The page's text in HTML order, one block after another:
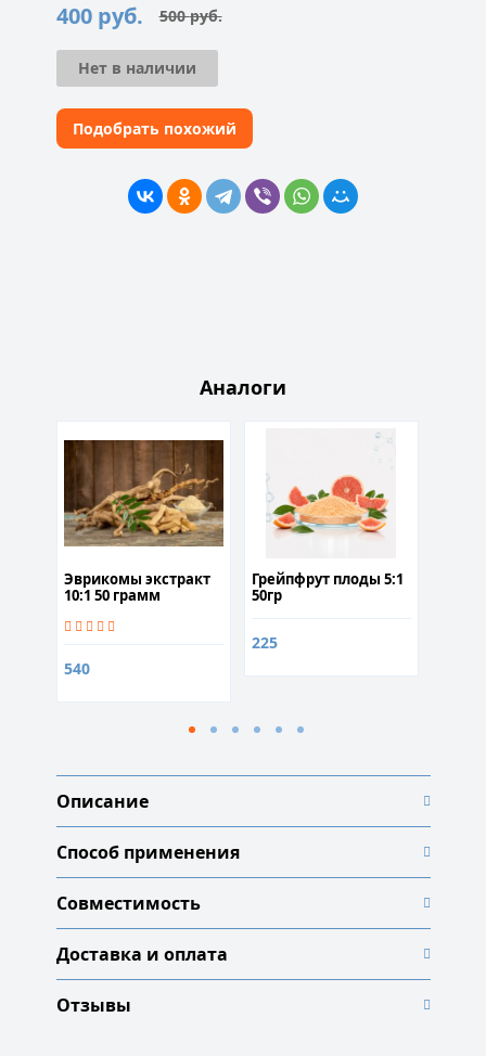
500руб.
Первоначальная
составляла
500 руб..
400 руб.
Текущая
400 руб..
Нет в наличии
Подобрать похожий
Аналоги
Эврикомы экстракт
10:1 50 грамм
540
Грейпфрут плоды 5:1
50гр
225
Описание
Способ применения
Совместимость
Доставка и оплата
Отзывы